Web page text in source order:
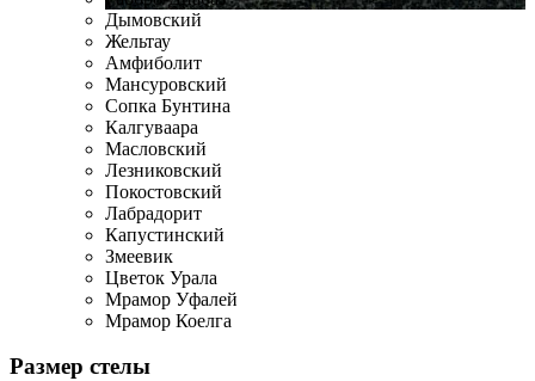
Дымовский
Жельтау
Амфиболит
Мансуровский
Сопка Бунтина
Калгуваара
Масловский
Лезниковский
Покостовский
Лабрадорит
Капустинский
Змеевик
Цветок Урала
Мрамор Уфалей
Мрамор Коелга
Размер стелы